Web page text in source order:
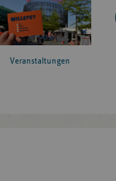
Veranstaltungen